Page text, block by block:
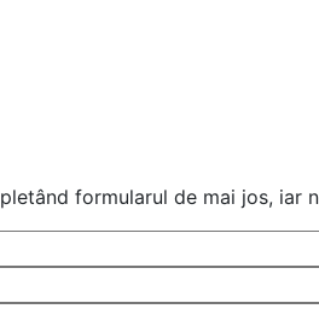
formularul de mai jos, iar